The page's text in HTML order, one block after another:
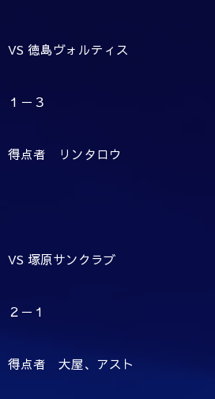
VS 徳島ヴォルティス
１－３
得点者 リンタロウ
VS 塚原サンクラブ
２－１
得点者 大屋、アスト